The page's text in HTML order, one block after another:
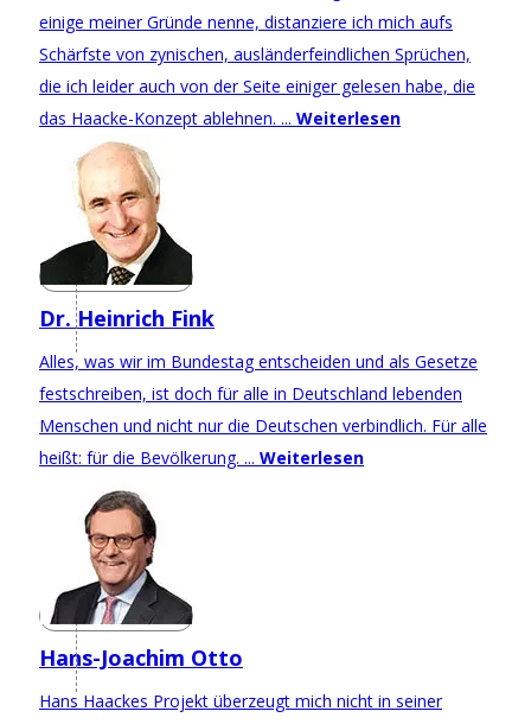
einige meiner Gründe nenne, distanziere ich mich aufs
Schärfste von zynischen, ausländerfeindlichen Sprüchen,
die ich leider auch von der Seite einiger gelesen habe, die
das Haacke-Konzept ablehnen. ... Weiterlesen
Dr. Heinrich Fink
Alles, was wir im Bundestag entscheiden und als Gesetze
festschreiben, ist doch für alle in Deutschland lebenden
Menschen und nicht nur die Deutschen verbindlich. Für alle
heißt: für die Bevölkerung. ... Weiterlesen
Hans-Joachim Otto
Hans Haackes Projekt überzeugt mich nicht in seiner